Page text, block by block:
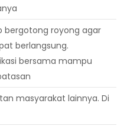
royong agar
berlangsung.
bersama mampu
masyarakat lainnya. Di